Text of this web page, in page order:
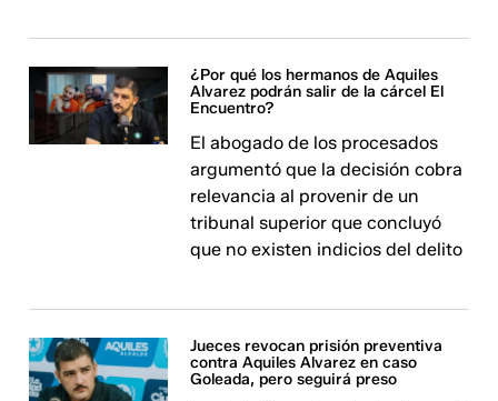
¿Por qué los hermanos de Aquiles
Alvarez podrán salir de la cárcel El
Encuentro?
El abogado de los procesados
argumentó que la decisión cobra
relevancia al provenir de un
tribunal superior que concluyó
que no existen indicios del delito
Jueces revocan prisión preventiva
contra Aquiles Alvarez en caso
Goleada, pero seguirá preso